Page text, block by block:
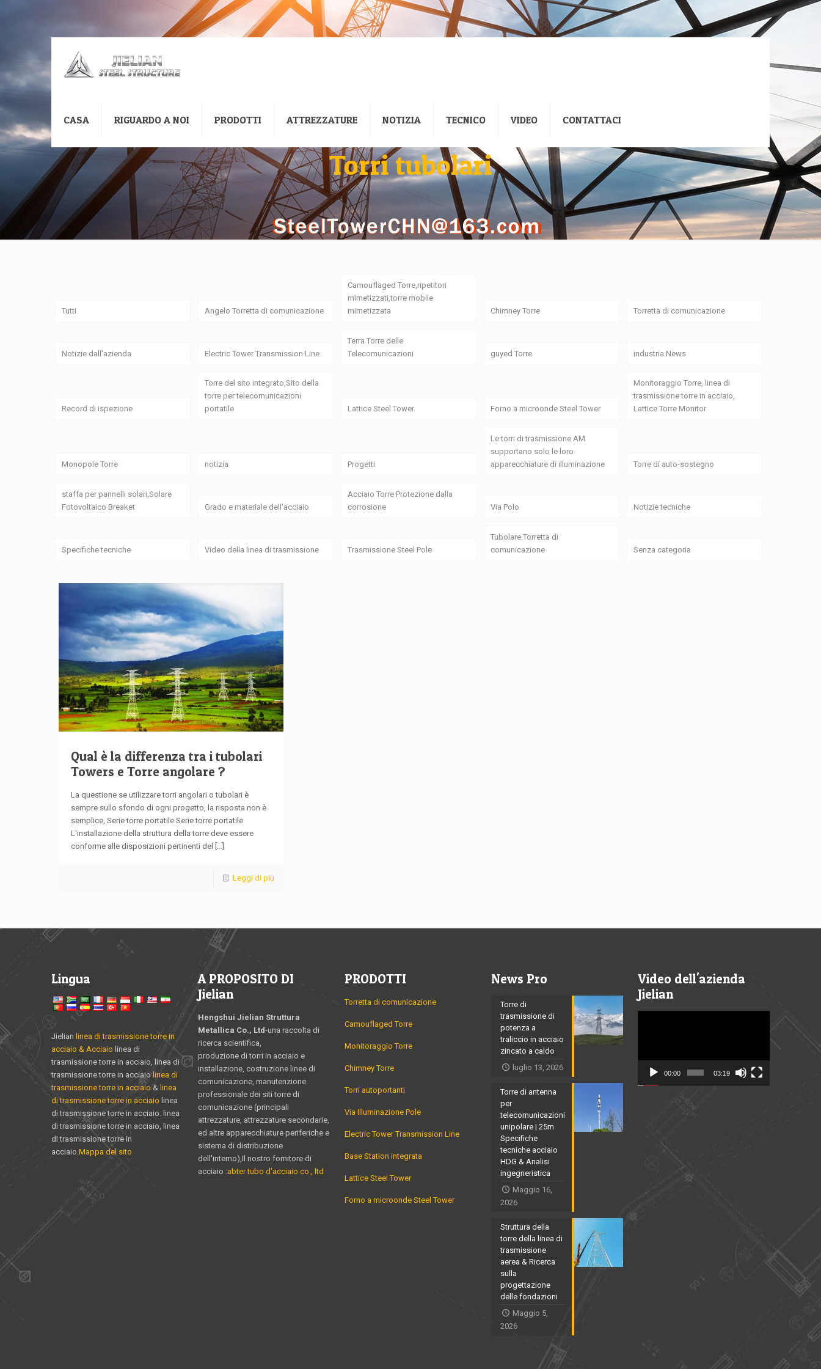
CASA RIGUARDO A NOI PRODOTTI ATTREZZATURE NOTIZIA TECNICO VIDEO CONTATTACI
Torri tubolari
Tutti Angelo Torretta di comunicazione
Camouflaged Torre,ripetitori
mimetizzati,torre mobile
mimetizzata
Chimney Torre Torretta di comunicazione
Notizie dall'azienda Electric Tower Transmission Line
Terra Torre delle
Telecomunicazioni
guyed Torre industria News
Record di ispezione
Torre del sito integrato,Sito della
torre per telecomunicazioni
portatile
Lattice Steel Tower Forno a microonde Steel Tower
Monitoraggio Torre, linea di
trasmissione torre in acciaio,
Lattice Torre Monitor
Monopole Torre notizia Progetti
Le torri di trasmissione AM
supportano solo le loro
apparecchiature di illuminazione
Torre di auto-sostegno
staffa per pannelli solari,Solare
Fotovoltaico Breaket
Grado e materiale dell'acciaio
Acciaio Torre Protezione dalla
corrosione
Via Polo Notizie tecniche
Specifiche tecniche Video della linea di trasmissione Trasmissione Steel Pole
Tubolare Torretta di
comunicazione
Senza categoria
Qual è la differenza tra i tubolari
Towers e Torre angolare ?
La questione se utilizzare torri angolari o tubolari è
sempre sullo sfondo di ogni progetto, la risposta non è
semplice, Serie torre portatile Serie torre portatile
L'installazione della struttura della torre deve essere
conforme alle disposizioni pertinenti del
Leggi di più
Lingua
Jielian linea di trasmissione torre in
acciaio & Acciaio linea di
trasmissione torre in acciaio, linea di
trasmissione torre in acciaio linea di
trasmissione torre in acciaio & linea
di trasmissione torre in acciaio linea
di trasmissione torre in acciaio. linea
di trasmissione torre in acciaio, linea
di trasmissione torre in
acciaio. Mappa del sito
A PROPOSITO DI
Jielian
Hengshui Jielian Struttura
Metallica Co., Ltd-una raccolta di
ricerca scientifica,
produzione di torri in acciaio e
installazione, costruzione linee di
comunicazione, manutenzione
professionale dei siti torre di
comunicazione (principali
attrezzature, attrezzature secondarie,
ed altre apparecchiature periferiche e
sistema di distribuzione
dell'interno),Il nostro fornitore di
acciaio :abter tubo d'acciaio co., ltd
PRODOTTI
Torretta di comunicazione
Camouflaged Torre
Monitoraggio Torre
Chimney Torre
Torri autoportanti
Via Illuminazione Pole
Electric Tower Transmission Line
Base Station integrata
Lattice Steel Tower
Forno a microonde Steel Tower
News Pro
Torre di
trasmissione di
potenza a
traliccio in acciaio
zincato a caldo
luglio 13, 2026
Torre di antenna
per
telecomunicazioni
unipolare | 25m
Specifiche
tecniche acciaio
HDG & Analisi
ingegneristica
Maggio 16,
2026
Struttura della
torre della linea di
trasmissione
aerea & Ricerca
sulla
progettazione
delle fondazioni
Maggio 5,
2026
Video dell'azienda
Jielian
00:00 03:19